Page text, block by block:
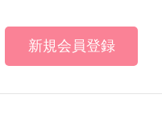
新規会員登録